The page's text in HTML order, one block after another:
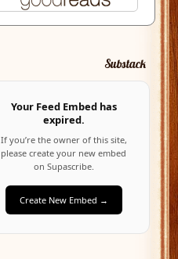
Substack
Your Feed Embed has
expired.
If you’re the owner of this site,
please create your new embed
on Supascribe.
Create New Embed →